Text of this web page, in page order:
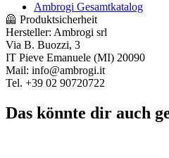
Ambrogi Gesamtkatalog
🦺 Produktsicherheit
Hersteller: Ambrogi srl
Via B. Buozzi, 3
IT Pieve Emanuele (MI) 20090
Mail: info@ambrogi.it
Tel. +39 02 90720722
Das könnte dir auch